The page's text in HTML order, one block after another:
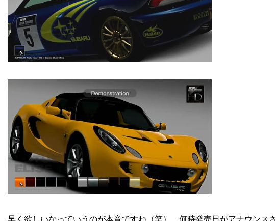
早く欲しいなっていうのが本音ですね（笑）。何時発売日がアナウン